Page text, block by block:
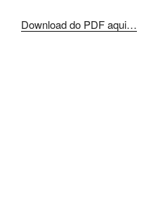
Download do PDF aqui…